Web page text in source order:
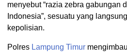
menyebut “razia zebra gabungan
Indonesia”, sesuatu yang
kepolisian.
Polres Lampung Timur